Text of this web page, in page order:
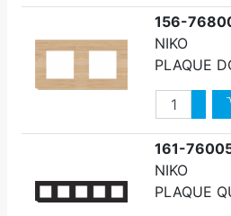
156-
NIKO
PLAQUE
Quantité
161-
NIKO
PLAQUE